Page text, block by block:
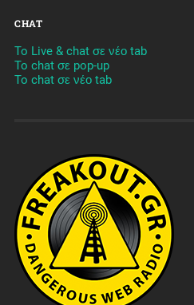
CHAT
To Live & chat σε νέο tab
To chat σε pop-up
To chat σε νέο tab